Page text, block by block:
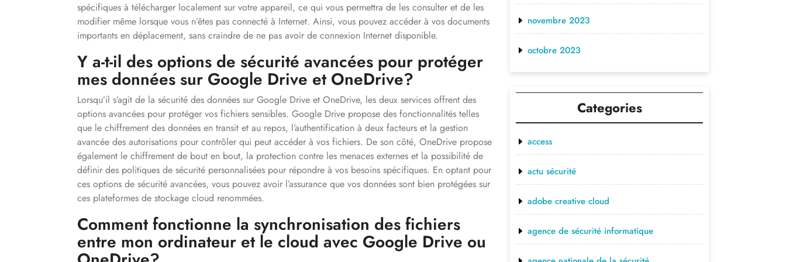
spécifiques à télécharger localement sur votre appareil, ce qui vous permettra de les consulter et de les
modifier même lorsque vous n’êtes pas connecté à Internet. Ainsi, vous pouvez accéder à vos documents
importants en déplacement, sans craindre de ne pas avoir de connexion Internet disponible.
Y a-t-il des options de sécurité avancées pour protéger
mes données sur Google Drive et OneDrive?
Lorsqu’il s’agit de la sécurité des données sur Google Drive et OneDrive, les deux services offrent des
options avancées pour protéger vos fichiers sensibles. Google Drive propose des fonctionnalités telles
que le chiffrement des données en transit et au repos, l’authentification à deux facteurs et la gestion
avancée des autorisations pour contrôler qui peut accéder à vos fichiers. De son côté, OneDrive propose
également le chiffrement de bout en bout, la protection contre les menaces externes et la possibilité de
définir des politiques de sécurité personnalisées pour répondre à vos besoins spécifiques. En optant pour
ces options de sécurité avancées, vous pouvez avoir l’assurance que vos données sont bien protégées sur
ces plateformes de stockage cloud renommées.
Comment fonctionne la synchronisation des fichiers
entre mon ordinateur et le cloud avec Google Drive ou
novembre 2023
octobre 2023
Categories
access
actu sécurité
adobe creative cloud
agence de sécurité informatique